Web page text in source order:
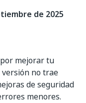
de 2025
mejorar tu
versión no trae
de seguridad
menores.